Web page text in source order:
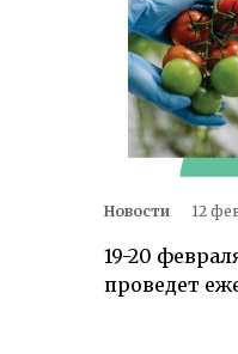
Новости 12
19-20
проведет